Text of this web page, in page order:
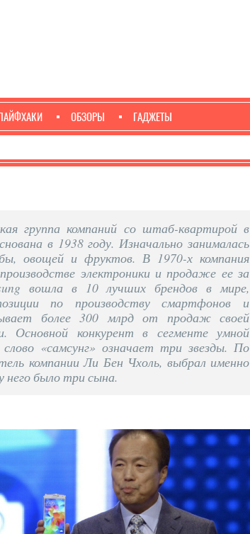
ОБЗОРЫ ГАДЖЕТЫ
группа компаний со штаб-квартирой в
в 1938 году. Изначально занималась
овощей и фруктов. В 1970-х компания
электроники и продаже ее за
вошла в 10 лучших брендов в мире,
по производству смартфонов и
более 300 млрд от продаж своей
Основной конкурент в сегменте умной
«самсунг» означает три звезды. По
компании Ли Бен Чхоль, выбрал именно
него было три сына.